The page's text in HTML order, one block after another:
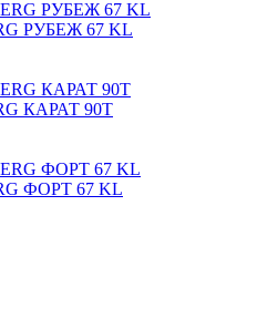
РУБЕЖ 67 KL
КАРАТ 90T
ФОРТ 67 KL